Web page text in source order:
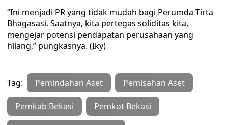
“Ini menjadi PR yang tidak mudah bagi Perumda Tirta
Bhagasasi. Saatnya, kita pertegas soliditas kita,
mengejar potensi pendapatan perusahaan yang
hilang,” pungkasnya. (Iky)
Tag: Pemindahan Aset Pemisahan Aset
Pemkab Bekasi Pemkot Bekasi